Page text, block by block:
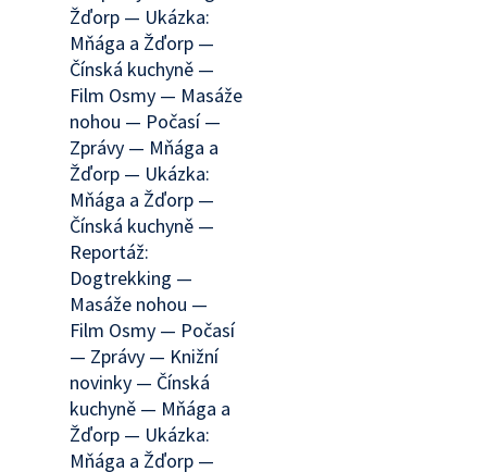
Žďorp — Ukázka:
Mňága a Žďorp —
Čínská kuchyně —
Film Osmy — Masáže
nohou — Počasí —
Zprávy — Mňága a
Žďorp — Ukázka:
Mňága a Žďorp —
Čínská kuchyně —
Reportáž:
Dogtrekking —
Masáže nohou —
Film Osmy — Počasí
— Zprávy — Knižní
novinky — Čínská
kuchyně — Mňága a
Žďorp — Ukázka:
Mňága a Žďorp —